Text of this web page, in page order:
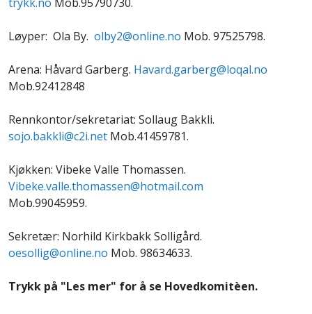
Løyper: Ola By. olby2@online.no Mob. 97525798.
Arena: Håvard Garberg. Havard.garberg@loqal.no
Mob.92412848
Rennkontor/sekretariat: Sollaug Bakkli.
sojo.bakkli@c2i.net Mob.41459781.
Kjøkken: Vibeke Valle Thomassen.
Vibeke.valle.thomassen@hotmail.com
Mob.99045959.
Sekretær: Norhild Kirkbakk Solligård.
oesollig@online.no Mob. 98634633.
Trykk på "Les mer" for å se Hovedkomitèen.